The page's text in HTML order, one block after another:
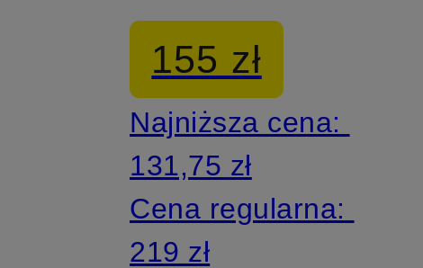
TUNDRA175
BOXER z
wełny merino
155 zł
Najniższa cena:
131,75 zł
Cena regularna:
219 zł